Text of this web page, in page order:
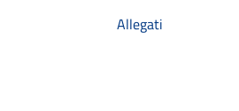
Allegati